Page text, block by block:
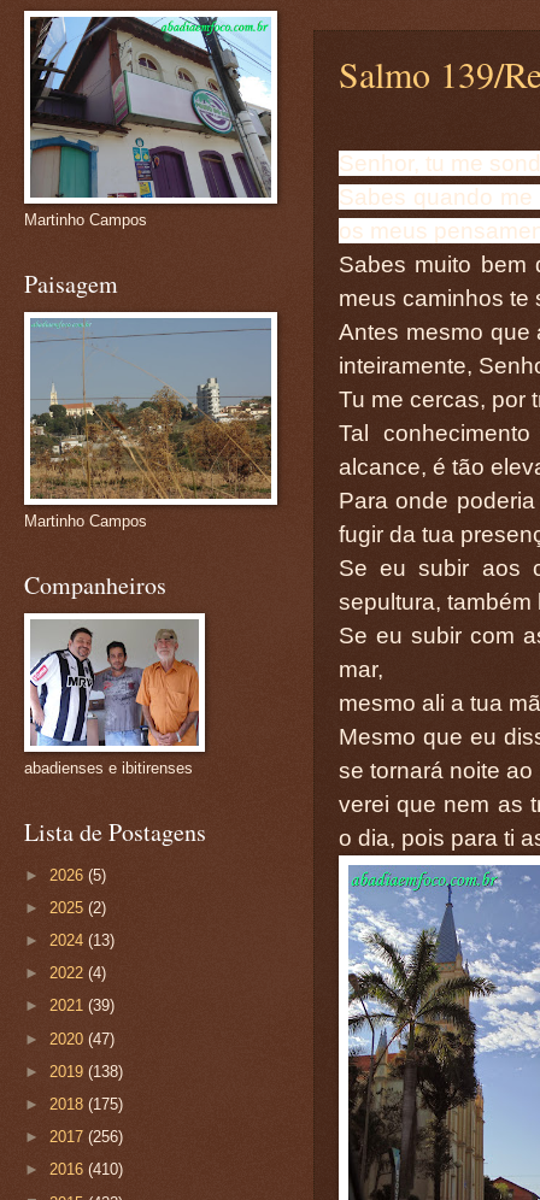
Salmo 139/
Senhor, tu me
Sabes quando
os meus
Sabes muito bem
meus caminhos te
Antes mesmo que
inteiramente,
Tu me cercas, por
Tal
alcance, é tão
Para onde
fugir da tua
Se eu subir aos
sepultura, também
Se eu subir com
mar,
mesmo ali a tua
Mesmo que eu
se tornará noite ao
verei que nem as
o dia, pois para ti
Martinho Campos
Paisagem
Martinho Campos
Companheiros
abadienses e ibitirenses
Lista de Postagens
► 2026 (5)
► 2025 (2)
► 2024 (13)
► 2022 (4)
► 2021 (39)
► 2020 (47)
► 2019 (138)
► 2018 (175)
► 2017 (256)
► 2016 (410)